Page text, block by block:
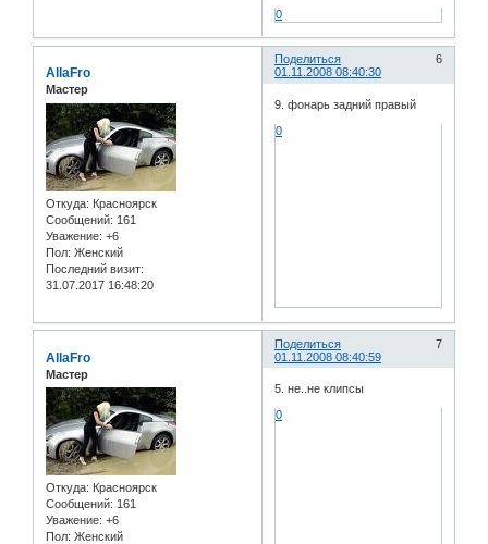
0
Поделиться
6
01.11.2008 08:40:30
AllaFro
Мастер
Откуда: Красноярск
Сообщений: 161
Уважение: +6
Пол: Женский
Последний визит:
31.07.2017 16:48:20
9. фонарь задний правый
0
Поделиться
7
01.11.2008 08:40:59
AllaFro
Мастер
Откуда: Красноярск
Сообщений: 161
Уважение: +6
Пол: Женский
5. не..не клипсы
0